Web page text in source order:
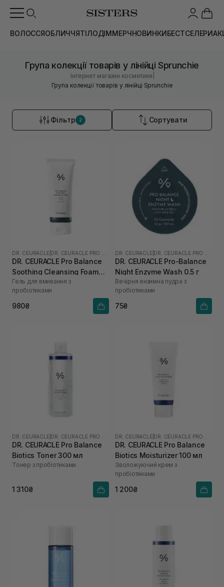
ВОЛОССЯОБЛИЧЧЯТІЛОДІММЕРЧНОВИНКИБЕСТСЕЛЕРИ
Група колекції товарів у лінійці Sprunchie
Інтернет магазин косметики
Група колекції товарів у лінійці Sprunchie
Фільтр 2 Сортувати
DR. CEURACLE
DR. CEURACLE Pro Balance
Soothing Cleansing Foam
150 мл
Гель для вмивання з
пробіотиками
980₴
DR. CEURACLE
DR. CEURACLE Pro-Balance
Night Enzyme Wash 0.5 г
Вечірня ензимна пудра з
пробіотиками
75₴
DR. CEURACLE
DR. CEURACLE Pro Balance
Biotics Toner 300 мл
Тонер з пробіотиками
1 310₴
DR. CEURACLE
DR. CEURACLE Pro Balance
Biotics Moisturizer 100 мл
Зволожуючий крем з
пробіотиками
1 200₴